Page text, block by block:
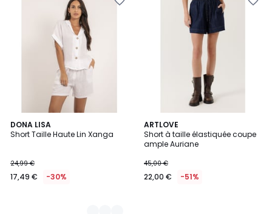
DONA LISA
Short Taille Haute Lin Xanga
24,99 €
17,49 € -30%
2
Couleurs
ARTLOVE
Short à taille élastiquée coupe
ample Auriane
45,00 €
22,00 € -51%